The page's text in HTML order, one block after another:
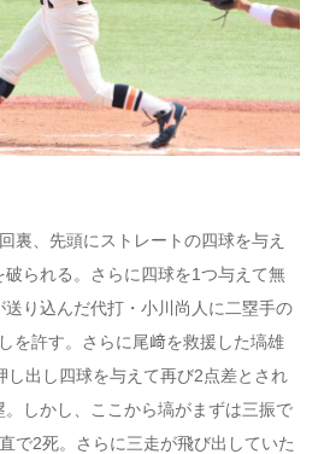
裏、先頭にストレートの四球を与え
られる。さらに四球を1つ与えて無
り込んだ代打・小川尚人に二塁手の
を許す。さらに尾﨑を救援した塙雄
し出し四球を与えて再び2点差とされ
。しかし、ここから塙がまずは三振で
で2死。さらに三走が飛び出していた